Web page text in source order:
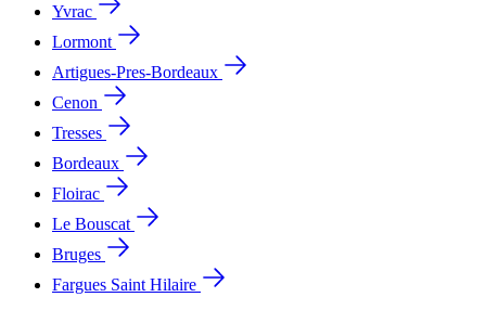
Yvrac
Lormont
Artigues-Pres-Bordeaux
Cenon
Tresses
Bordeaux
Floirac
Le Bouscat
Bruges
Fargues Saint Hilaire